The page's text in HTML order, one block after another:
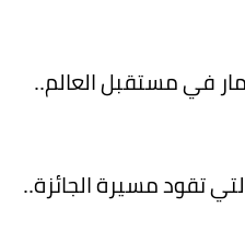
في مستقبل العالم..
تقود مسيرة الجائزة..